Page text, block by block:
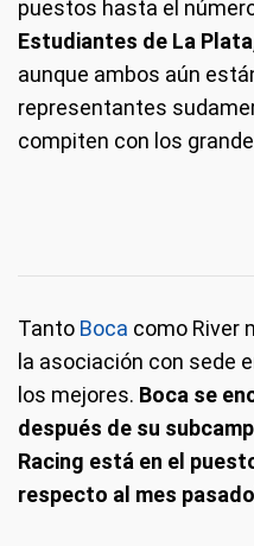
puestos hasta el
Estudiantes de La
aunque ambos aún
representantes
compiten con los
Tanto Boca como River
la asociación con sede
los mejores. Boca se
después de su
Racing está en el
respecto al mes